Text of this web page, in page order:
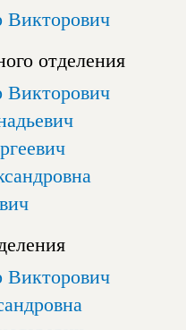
Викторович
отделения
Викторович
Викторович